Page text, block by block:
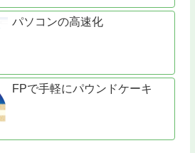
パソコンの高速化
FPで手軽にパウンドケーキ